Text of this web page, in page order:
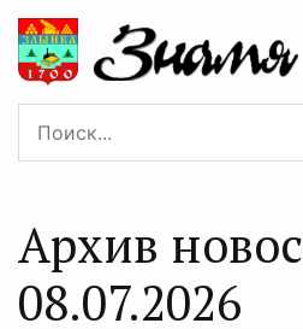
Архив
08.07.2026